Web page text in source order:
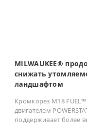
MILWAUKEE®
снижать
ландшафтом
Кромкорез M18
двигателем
поддерживает более